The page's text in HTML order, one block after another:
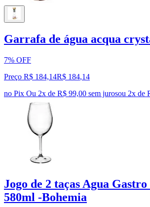
Garrafa de água acqua
7% OFF
Preço R$ 184,14R$ 184,14
no Pix Ou 2x de R$ 99,00 sem jurosou 2x de
Jogo de 2 taças Agua
580ml -Bohemia